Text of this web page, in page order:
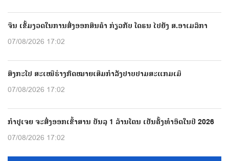
ຈີນ ເຂັ້ມງວດໃນການສົ່ງອອກສິນຄ້າ ກ່ຽວກັບ ໂດຣນ ໄປຍັງ ສ.ອາເມລິກາ
07/08/2026 17:02
ສິງກະໂປ ສະເໜີຮ່າງກົດໝາຍເສີມກຳລັງປາບປາມສະແກມເມີ
07/08/2026 17:02
ກຳປູເຈຍ ຈະສົ່ງອອກເຂົ້າສານ ບັນລຸ 1 ລ້ານໂຕນ ເປັນຄັ້ງທຳອິດໃນປີ 2026
07/08/2026 17:02